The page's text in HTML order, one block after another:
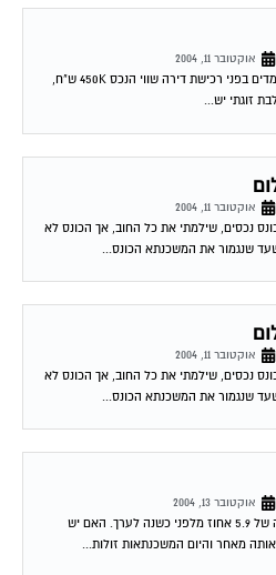
אוקטובר 11, 2004
נכסים, שילמתי את כל החוב, אך הכונס לא
שנגמור את המשכנתא הכונס...
אוקטובר 11, 2004
נכסים, שילמתי את כל החוב, אך הכונס לא
שנגמור את המשכנתא הכונס...
יש לי משכנתא צמודה בריבית קבועה של 5.9 אחוז מלפני כשנה לערך. האם יש
מאחר והיום המשכנתאות זולות...